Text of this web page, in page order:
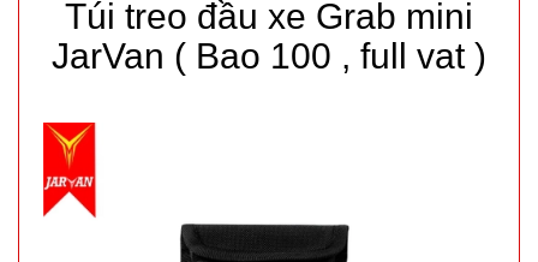
Túi treo đầu xe Grab mini
JarVan ( Bao 100 , full vat )